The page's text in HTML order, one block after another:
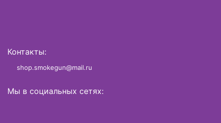
Контакты:
shop.smokegun@mail.ru
Мы в социальных сетях: